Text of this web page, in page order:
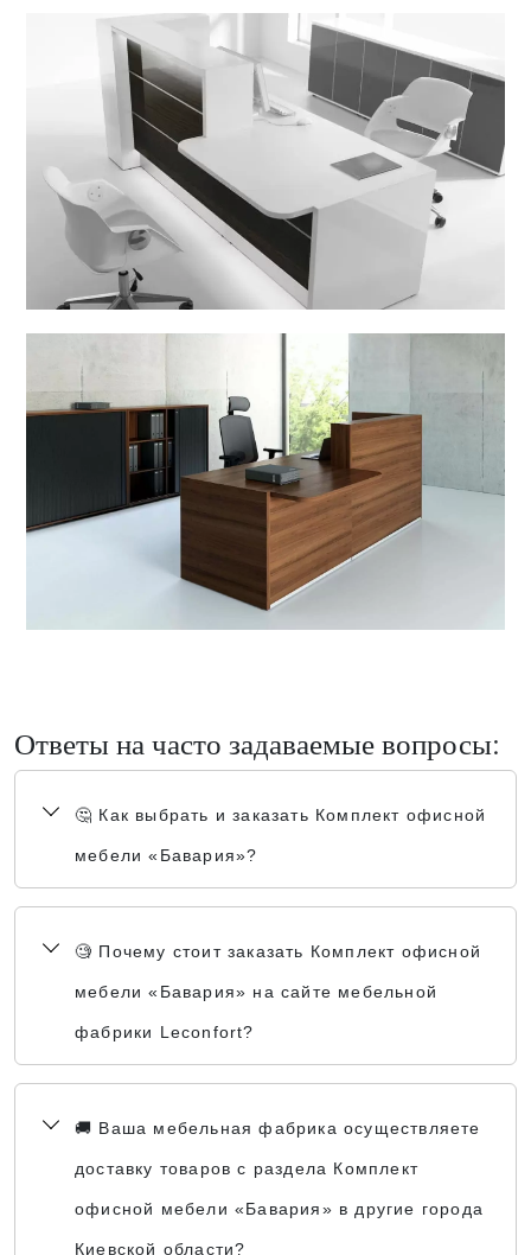
Ответы на часто задаваемые вопросы:
🤔 Как выбрать и заказать Комплект офисной
мебели «Бавария»?
🧐 Почему стоит заказать Комплект офисной
мебели «Бавария» на сайте мебельной
фабрики Leconfort?
🚚 Ваша мебельная фабрика осуществляете
доставку товаров с раздела Комплект
офисной мебели «Бавария» в другие города
Киевской области?